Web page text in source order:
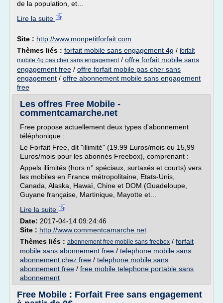
de la population, et...
Lire la suite
Site : http://www.monpetitforfait.com
Thèmes liés : forfait mobile sans engagement 4g / forfait
mobile 4g pas cher sans engagement/ offre forfait mobile sans
engagement free / offre forfait mobile pas cher sans
engagement / offre abonnement mobile sans engagement
free
Les offres Free Mobile -
commentcamarche.net
Free propose actuellement deux types d'abonnement
téléphonique :
Le Forfait Free, dit "illimité" (19.99 Euros/mois ou 15,99
Euros/mois pour les abonnés Freebox), comprenant :
Appels illimités (hors n° spéciaux, surtaxés et courts) vers
les mobiles en France métropolitaine, Etats-Unis,
Canada, Alaska, Hawaï, Chine et DOM (Guadeloupe,
Guyane française, Martinique, Mayotte et...
Lire la suite
Date: 2017-04-14 09:24:46
Site : http://www.commentcamarche.net
Thèmes liés : abonnement free mobile sans freebox / forfait
mobile sans abonnement free / telephone mobile sans
abonnement chez free / telephone mobile sans
abonnement free / free mobile telephone portable sans
abonnement
Free Mobile : Forfait Free sans engagement